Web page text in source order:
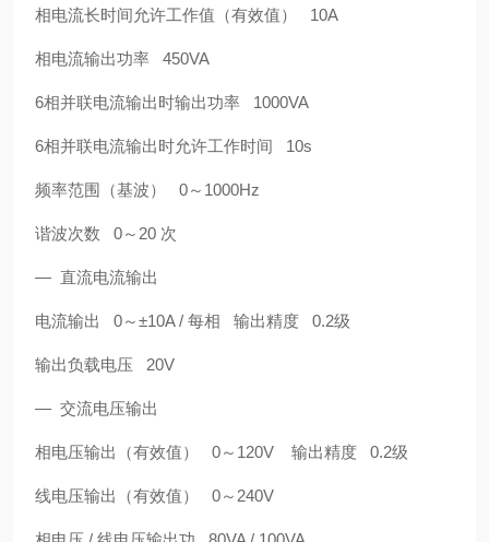
相电流长时间允许工作值（有效值） 10A
相电流输出功率 450VA
6相并联电流输出时输出功率 1000VA
6相并联电流输出时允许工作时间 10s
频率范围（基波） 0～1000Hz
谐波次数 0～20 次
— 直流电流输出
电流输出 0～±10A / 每相 输出精度 0.2级
输出负载电压 20V
— 交流电压输出
相电压输出（有效值） 0～120V 输出精度 0.2级
线电压输出（有效值） 0～240V